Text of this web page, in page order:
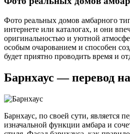
Фото реальных домов амбарного
интернете или каталогах, и они
оригинальностью и уютной
особым очарованием и способен
будет приятно проводить время и
Барнхаус — перевод
Барнхаус, по своей сути, является
изначальной функции амбара и